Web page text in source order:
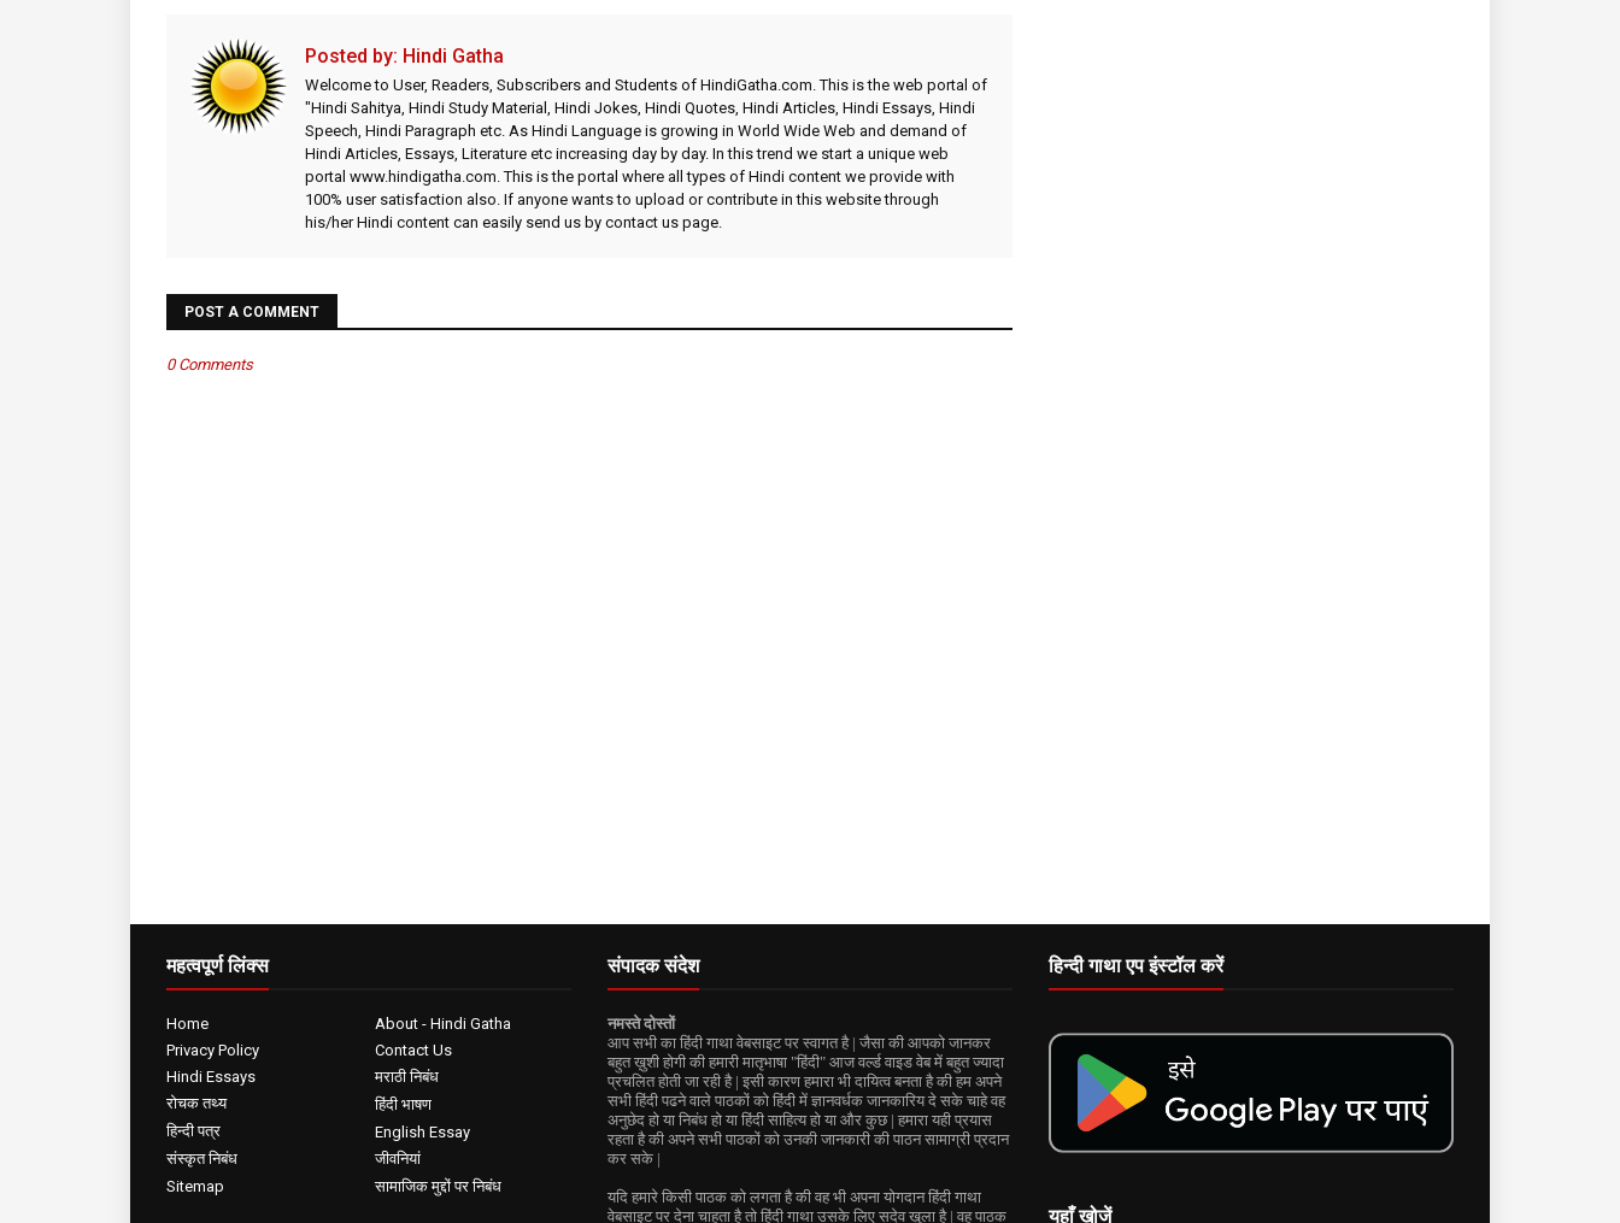
Posted by: Hindi Gatha
Welcome to User, Readers, Subscribers and Students of HindiGatha.com. This is the web portal of
"Hindi Sahitya, Hindi Study Material, Hindi Jokes, Hindi Quotes, Hindi Articles, Hindi Essays, Hindi
Speech, Hindi Paragraph etc. As Hindi Language is growing in World Wide Web and demand of
Hindi Articles, Essays, Literature etc increasing day by day. In this trend we start a unique web
portal www.hindigatha.com. This is the portal where all types of Hindi content we provide with
100% user satisfaction also. If anyone wants to upload or contribute in this website through
his/her Hindi content can easily send us by contact us page.
POST A COMMENT
0 Comments
महत्वपूर्ण लिंक्स
Home
About - Hindi Gatha
Privacy Policy
Contact Us
Hindi Essays
मराठी निबंध
रोचक तथ्य
हिंदी भाषण
हिन्दी पत्र
English Essay
संस्कृत निबंध
जीवनियां
Sitemap
सामाजिक मुद्दों पर निबंध
संपादक संदेश
नमस्ते दोस्तों
आप सभी का हिंदी गाथा वेबसाइट पर स्वागत है | जैसा की आपको जानकर
बहुत ख़ुशी होगी की हमारी मातृभाषा "हिंदी" आज वर्ल्ड वाइड वेब में बहुत ज्यादा
प्रचलित होती जा रही है | इसी कारण हमारा भी दायित्व बनता है की हम अपने
सभी हिंदी पढने वाले पाठकों को हिंदी में ज्ञानवर्धक जानकारिय दे सके चाहे वह
अनुछेद हो या निबंध हो या हिंदी साहित्य हो या और कुछ | हमारा यही प्रयास
रहता है की अपने सभी पाठकों को उनकी जानकारी की पाठन सामाग्री प्रदान
कर सके |
यदि हमारे किसी पाठक को लगता है की वह भी अपना योगदान हिंदी गाथा
वेबसाइट पर देना चाहता है तो हिंदी गाथा उसके लिए सदेव खुला है | वह पाठक
हिन्दी गाथा एप इंस्टॉल करें
यहाँ खोजें